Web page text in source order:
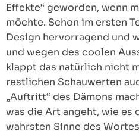
Effekte“ geworden, wenn
möchte. Schon im ersten
Design hervorragend und
und wegen des coolen
klappt das natürlich nicht
restlichen Schauwerten
„Auftritt“ des Dämons
was die Art angeht, wie es
wahrsten Sinne des